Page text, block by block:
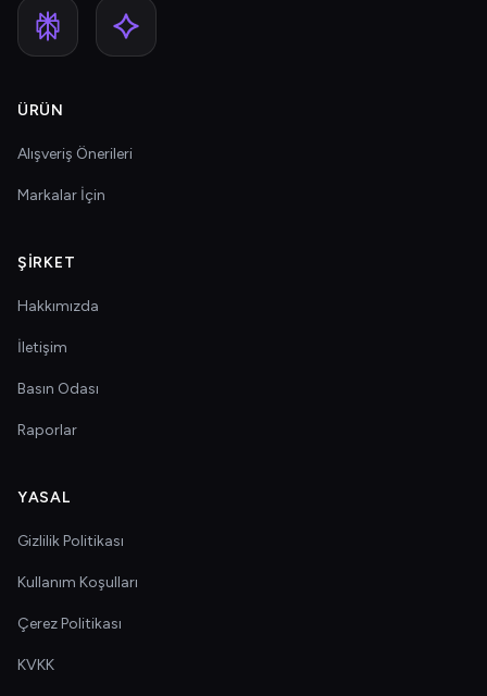
ÜRÜN
Alışveriş Önerileri
Markalar İçin
ŞIRKET
Hakkımızda
İletişim
Basın Odası
Raporlar
YASAL
Gizlilik Politikası
Kullanım Koşulları
Çerez Politikası
KVKK